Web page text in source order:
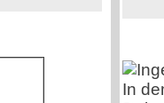
In